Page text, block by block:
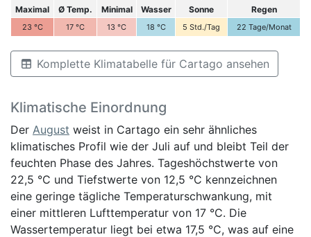
Maximal Ø Temp. Minimal Wasser Sonne Regen
23 °C 17 °C 13 °C 18 °C 5 Std./Tag 22 Tage/Monat
Komplette Klimatabelle für Cartago ansehen
Klimatische Einordnung
Der August weist in Cartago ein sehr ähnliches
klimatisches Profil wie der Juli auf und bleibt Teil der
feuchten Phase des Jahres. Tageshöchstwerte von
22,5 °C und Tiefstwerte von 12,5 °C kennzeichnen
eine geringe tägliche Temperaturschwankung, mit
einer mittleren Lufttemperatur von 17 °C. Die
Wassertemperatur liegt bei etwa 17,5 °C, was auf eine